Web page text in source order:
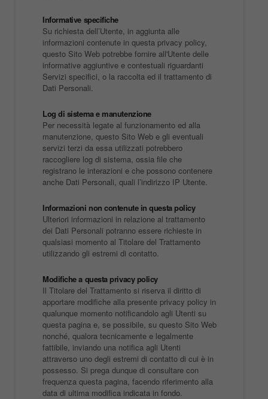
Informative specifiche
Su richiesta dell’Utente, in aggiunta alle
informazioni contenute in questa privacy policy,
questo Sito Web potrebbe fornire all'Utente delle
informative aggiuntive e contestuali riguardanti
Servizi specifici, o la raccolta ed il trattamento di
Dati Personali.
Log di sistema e manutenzione
Per necessità legate al funzionamento ed alla
manutenzione, questo Sito Web e gli eventuali
servizi terzi da essa utilizzati potrebbero
raccogliere log di sistema, ossia file che
registrano le interazioni e che possono contenere
anche Dati Personali, quali l’indirizzo IP Utente.
Informazioni non contenute in questa policy
Ulteriori informazioni in relazione al trattamento
dei Dati Personali potranno essere richieste in
qualsiasi momento al Titolare del Trattamento
utilizzando gli estremi di contatto.
Modifiche a questa privacy policy
Il Titolare del Trattamento si riserva il diritto di
apportare modifiche alla presente privacy policy in
qualunque momento notificandolo agli Utenti su
questa pagina e, se possibile, su questo Sito Web
nonché, qualora tecnicamente e legalmente
fattibile, inviando una notifica agli Utenti
attraverso uno degli estremi di contatto di cui è in
possesso. Si prega dunque di consultare con
frequenza questa pagina, facendo riferimento alla
data di ultima modifica indicata in fondo.